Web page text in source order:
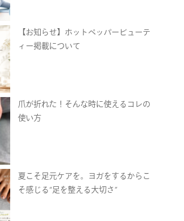
【お知らせ】ホットペッパービューテ
ィー掲載について
爪が折れた！そんな時に使えるコレの
使い方
夏こそ足元ケアを。ヨガをするからこ
そ感じる“足を整える大切さ”